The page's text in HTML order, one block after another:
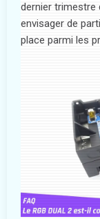
dernier trimestre
envisager de
place parmi les